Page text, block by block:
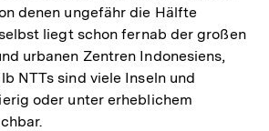
denen ungefähr die Hälfte
liegt schon fernab der großen
urbanen Zentren Indonesiens,
NTTs sind viele Inseln und
oder unter erheblichem